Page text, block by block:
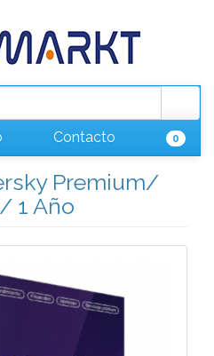
Contacto 0
Premium/
1 Año